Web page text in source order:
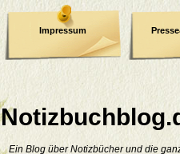
Ein Blog über Notizbücher und die
Impressum
Datenschutzerklärung